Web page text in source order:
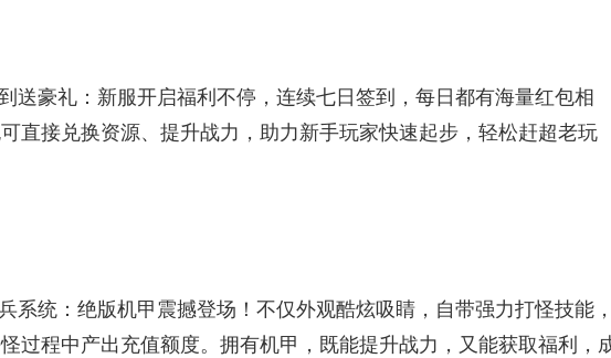
送豪礼：新服开启福利不停，连续七日签到，每日都有海量红包相
直接兑换资源、提升战力，助力新手玩家快速起步，轻松赶超老玩
系统：绝版机甲震撼登场！不仅外观酷炫吸睛，自带强力打怪技能
过程中产出充值额度。拥有机甲，既能提升战力，又能获取福利，